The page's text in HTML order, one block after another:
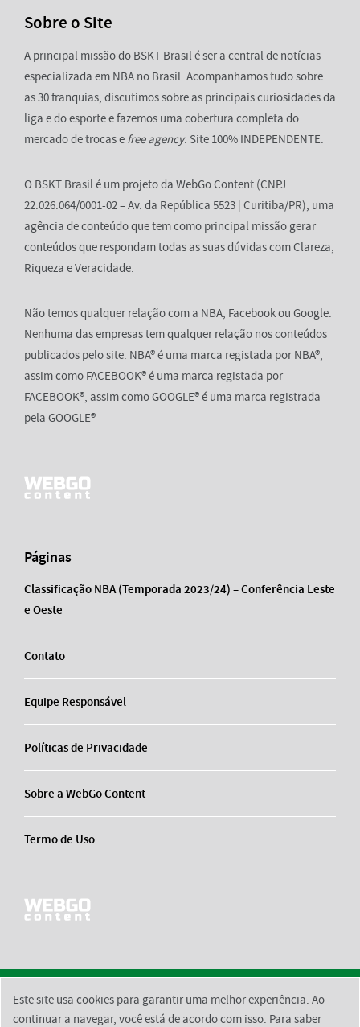
Sobre o Site
A principal missão do BSKT Brasil é ser a central de notícias
especializada em NBA no Brasil. Acompanhamos tudo sobre
as 30 franquias, discutimos sobre as principais curiosidades da
liga e do esporte e fazemos uma cobertura completa do
mercado de trocas e free agency. Site 100% INDEPENDENTE.
O BSKT Brasil é um projeto da WebGo Content (CNPJ:
22.026.064/0001-02 – Av. da República 5523 | Curitiba/PR), uma
agência de conteúdo que tem como principal missão gerar
conteúdos que respondam todas as suas dúvidas com Clareza,
Riqueza e Veracidade.
Não temos qualquer relação com a NBA, Facebook ou Google.
Nenhuma das empresas tem qualquer relação nos conteúdos
publicados pelo site. NBA® é uma marca registada por NBA®,
assim como FACEBOOK® é uma marca registada por
FACEBOOK®, assim como GOOGLE® é uma marca registrada
pela GOOGLE®
Páginas
Classificação NBA (Temporada 2023/24) – Conferência Leste
e Oeste
Contato
Equipe Responsável
Políticas de Privacidade
Sobre a WebGo Content
Termo de Uso
2026 © BsktBrasil
Contato
Equipe Responsável Políticas de Privacidade
Este site usa cookies para garantir uma melhor experiência. Ao
continuar a navegar, você está de acordo com isso. Para saber